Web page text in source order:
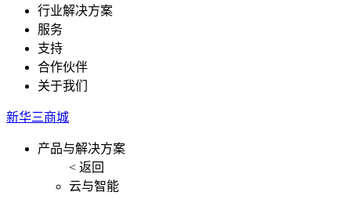
行业解决方案
服务
支持
合作伙伴
关于我们
新华三商城
产品与解决方案
< 返回
云与智能